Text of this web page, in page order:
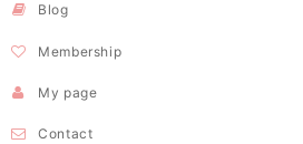
Blog
Membership
My page
Contact